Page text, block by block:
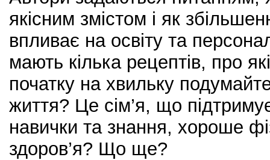
якісним змістом і як
впливає на освіту та
мають кілька рецептів, про
початку на хвильку
життя? Це сім’я, що
навички та знання, хороше
здоров’я? Що ще?